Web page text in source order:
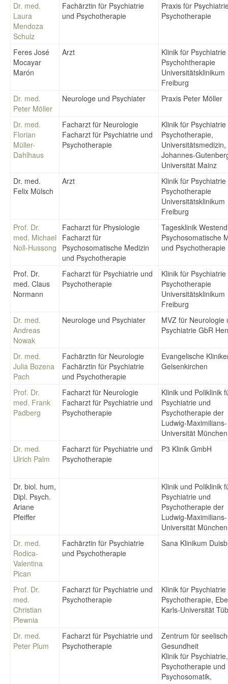
Dr. med.
Laura
Mendoza
Schulz
Fachärztin für Psychiatrie
und Psychotherapie
Praxis für
Psychotherapie
Feres José
Mocayar
Marón
Arzt
Klinik für
Psychohtherapie
Universitätsklinikum
Freiburg
Dr. med.
Peter Möller
Neurologe und Psychiater Praxis Peter Möller
Dr. med.
Florian
Müller-
Dahlhaus
Facharzt für Neurologie
Facharzt für Psychiatrie und
Psychotherapie
Klinik für
Psychotherapie,
Universitätsmedizin,
Johannes-
Universität Mainz
Dr. med.
Felix Mülsch
Arzt
Klinik für
Psychotherapie
Universitätsklinikum
Freiburg
Prof. Dr.
med. Michael
Noll-Hussong
Facharzt für Physiologie
Facharzt für
Psychosomatische Medizin
und Psychotherapie
Tagesklinik Westend
Psychosomatische
und Psychotherapie
Prof. Dr.
med. Claus
Normann
Facharzt für Psychiatrie und
Psychotherapie
Klinik für
Psychotherapie
Universitätsklinikum
Freiburg
Dr. med.
Andreas
Nowak
Neurologe und Psychiater
MVZ für Neurologie
Psychiatrie GbR
Dr. med.
Julia Bozena
Pach
Fachärztin für Neurologie
Fachärztin für Psychiatrie
und Psychotherapie
Evangelische
Gelsenkirchen
Prof. Dr.
med. Frank
Padberg
Facharzt für Neurologie
Facharzt für Psychiatrie und
Psychotherapie
Klinik und Poliklinik
Psychiatrie und
Psychotherapie der
Ludwig-Maximilians-
Universität München
Dr. med.
Ulrich Palm
Facharzt für Psychiatrie und
Psychotherapie
P3 Klinik GmbH
Dr. biol. hum,
Dipl. Psych.
Ariane
Pfeiffer
Klinik und Poliklinik
Psychiatrie und
Psychotherapie der
Ludwig-Maximilians-
Universität München
Dr. med.
Rodica-
Valentina
Pican
Fachärztin für Psychiatrie
und Psychotherapie
Sana Klinikum
Prof. Dr.
med.
Christian
Plewnia
Facharzt für Psychiatrie und
Psychotherapie
Klinik für
Psychotherapie,
Karls-Universität
Dr. med.
Peter Plum
Facharzt für Psychiatrie und
Psychotherapie
Zentrum für
Gesundheit
Klinik für Psychiatrie,
Psychotherapie und
Psychosomatik,